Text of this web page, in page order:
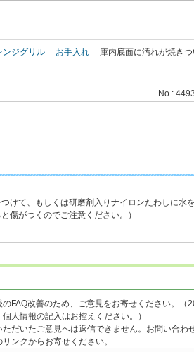
ンジグリル お手入れ
庫内底面に汚れが焼き
No : 4493
けて、もしくは研磨剤入りナイロンたわしに水
傷がつくのでご注意ください。）
のFAQ改善のため、ご意見をお寄せください。（
個人情報の記入はお控えください。）
だいたご意見へは返信できません。お問い合わ
リンクからお寄せください。